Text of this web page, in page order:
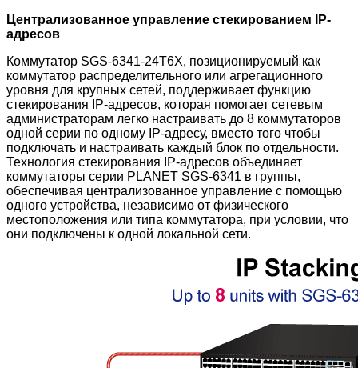
Централизованное управление стекированием IP-
адресов
Коммутатор SGS-6341-24T6X, позиционируемый как
коммутатор распределительного или агрегационного
уровня для крупных сетей, поддерживает функцию
стекирования IP-адресов, которая помогает сетевым
администраторам легко настраивать до 8 коммутаторов
одной серии по одному IP-адресу, вместо того чтобы
подключать и настраивать каждый блок по отдельности.
Технология стекирования IP-адресов объединяет
коммутаторы серии PLANET SGS-6341 в группы,
обеспечивая централизованное управление с помощью
одного устройства, независимо от физического
местоположения или типа коммутатора, при условии, что
они подключены к одной локальной сети.